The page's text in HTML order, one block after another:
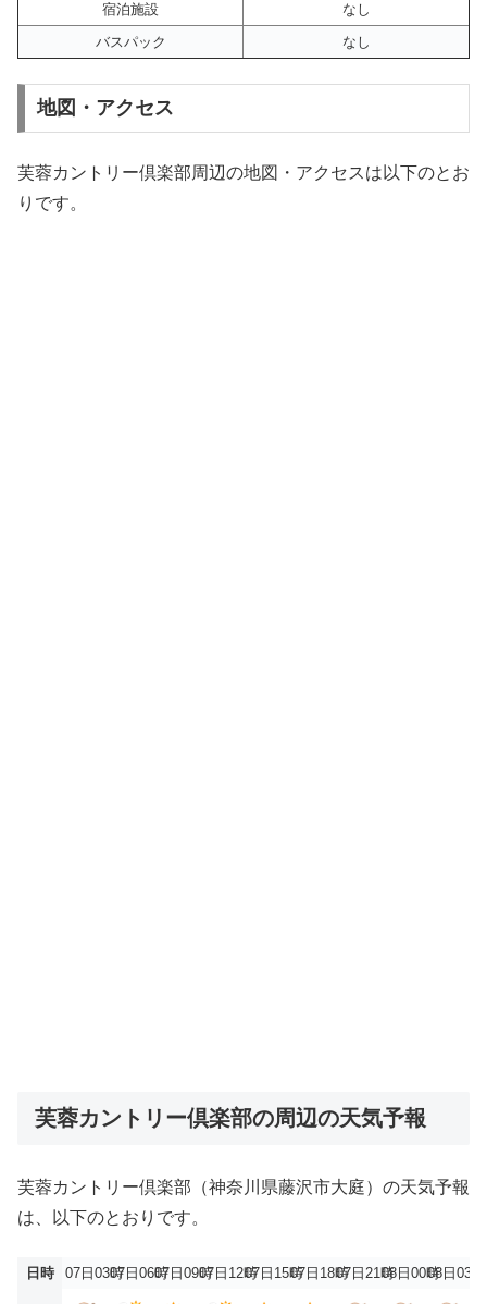
宿泊施設
なし
バスパック
なし
地図・アクセス
芙蓉カントリー倶楽部周辺の地図・アクセスは以下のとお
りです。
芙蓉カントリー倶楽部の周辺の天気予報
芙蓉カントリー倶楽部（神奈川県藤沢市大庭）の天気予報
は、以下のとおりです。
日時 07日03時07日06時07日09時07日12時07日15時07日18時07日21時08日00時08日03時